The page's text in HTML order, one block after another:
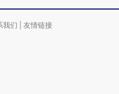
我们 友情链接